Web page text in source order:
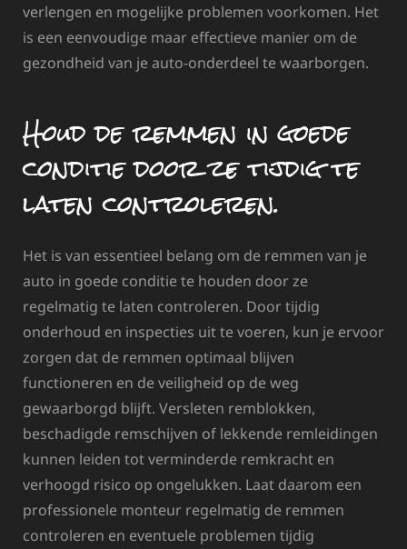
verlengen en mogelijke problemen voorkomen. Het
is een eenvoudige maar effectieve manier om de
gezondheid van je auto-onderdeel te waarborgen.
Houd de remmen in goede
conditie door ze tijdig te
laten controleren.
Het is van essentieel belang om de remmen van je
auto in goede conditie te houden door ze
regelmatig te laten controleren. Door tijdig
onderhoud en inspecties uit te voeren, kun je ervoor
zorgen dat de remmen optimaal blijven
functioneren en de veiligheid op de weg
gewaarborgd blijft. Versleten remblokken,
beschadigde remschijven of lekkende remleidingen
kunnen leiden tot verminderde remkracht en
verhoogd risico op ongelukken. Laat daarom een
professionele monteur regelmatig de remmen
controleren en eventuele problemen tijdig